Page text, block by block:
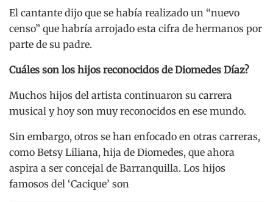
El cantante dijo que se había realizado un “nuevo
censo” que habría arrojado esta cifra de hermanos por
parte de su padre.
Cuáles son los hijos reconocidos de Diomedes Díaz?
Muchos hijos del artista continuaron su carrera
musical y hoy son muy reconocidos en ese mundo.
Sin embargo, otros se han enfocado en otras carreras,
como Betsy Liliana, hija de Diomedes, que ahora
aspira a ser concejal de Barranquilla. Los hijos
famosos del ‘Cacique’ son